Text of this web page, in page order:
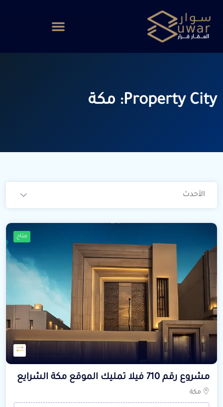
Property City: مكة
الأحدث
متاح
مشروع رقم 710 فيلا تمليك الموقع مكة الشرايع
مكة